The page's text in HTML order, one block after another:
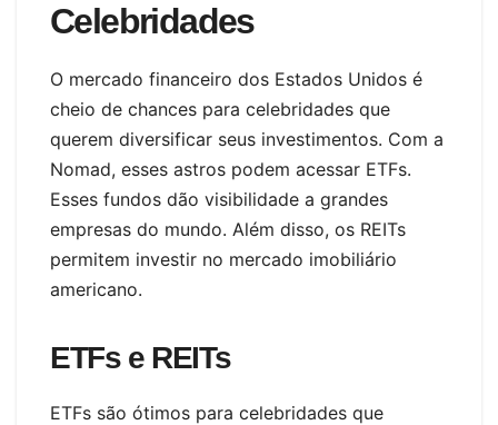
Celebridades
O mercado financeiro dos Estados Unidos é
cheio de chances para celebridades que
querem diversificar seus investimentos. Com a
Nomad, esses astros podem acessar ETFs.
Esses fundos dão visibilidade a grandes
empresas do mundo. Além disso, os REITs
permitem investir no mercado imobiliário
americano.
ETFs e REITs
ETFs são ótimos para celebridades que